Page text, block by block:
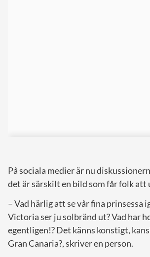
På sociala medier är nu
det är särskilt en bild som får folk att
– Vad härlig att se vår fina prinsessa
Victoria ser ju solbränd ut? Vad har
egentligen!? Det känns konstigt,
Gran Canaria?, skriver en person.